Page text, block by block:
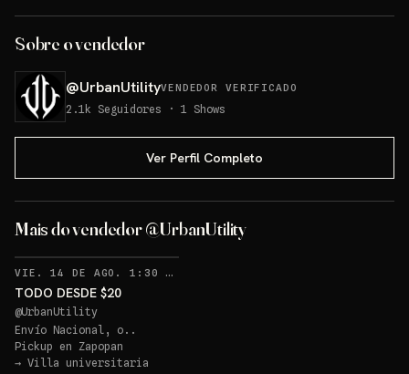
Sobre o vendedor
@UrbanUtilityVENDEDOR VERIFICADO
2.1k Seguidores · 1 Shows
Ver Perfil Completo
Mais do vendedor @UrbanUtility
VIE. 14 DE AGO. 1:30 AM
TODO DESDE $20
@UrbanUtility
Envío Nacional, o..
Pickup en Zapopan
→ Villa universitaria